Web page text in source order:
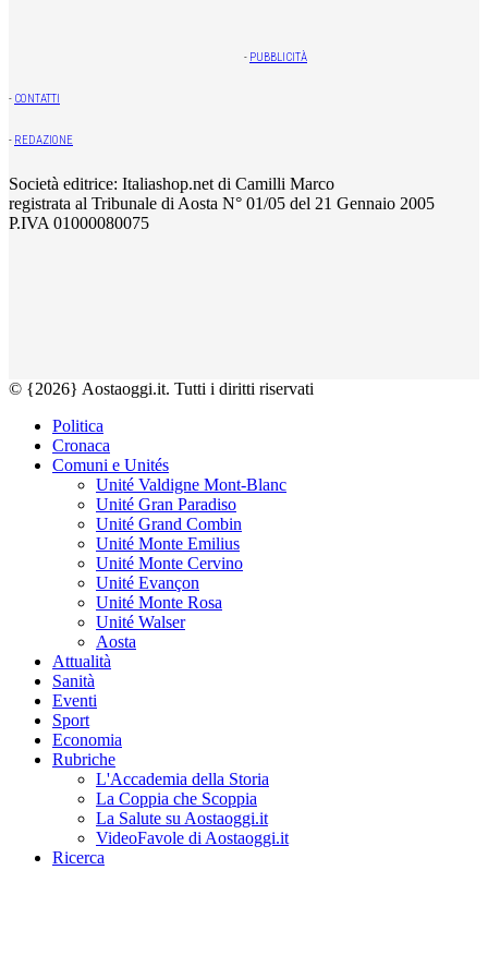
- PUBBLICITÀ
- CONTATTI
- REDAZIONE
Società editrice: Italiashop.net di Camilli Marco
registrata al Tribunale di Aosta N° 01/05 del 21 Gennaio 2005
P.IVA 01000080075
© {2026} Aostaoggi.it. Tutti i diritti riservati
Politica
Cronaca
Comuni e Unités
Unité Valdigne Mont-Blanc
Unité Gran Paradiso
Unité Grand Combin
Unité Monte Emilius
Unité Monte Cervino
Unité Evançon
Unité Monte Rosa
Unité Walser
Aosta
Attualità
Sanità
Eventi
Sport
Economia
Rubriche
L'Accademia della Storia
La Coppia che Scoppia
La Salute su Aostaoggi.it
VideoFavole di Aostaoggi.it
Ricerca